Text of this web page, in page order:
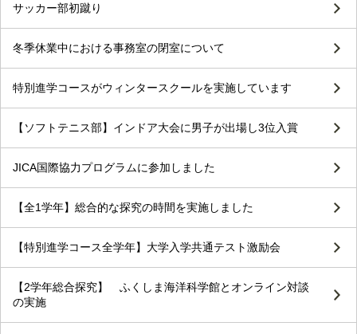
サッカー部初蹴り
冬季休業中における事務室の閉室について
特別進学コースがウィンタースクールを実施しています
【ソフトテニス部】インドア大会に男子が出場し3位入賞
JICA国際協力プログラムに参加しました
【全1学年】総合的な探究の時間を実施しました
【特別進学コース全学年】大学入学共通テスト激励会
【2学年総合探究】 ふくしま海洋科学館とオンライン対談
の実施